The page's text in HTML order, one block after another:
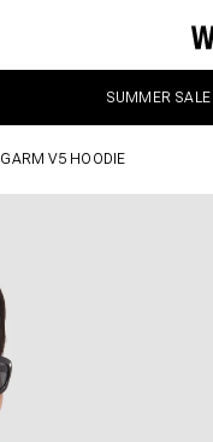
SUMMER
GARM V5 HOODIE